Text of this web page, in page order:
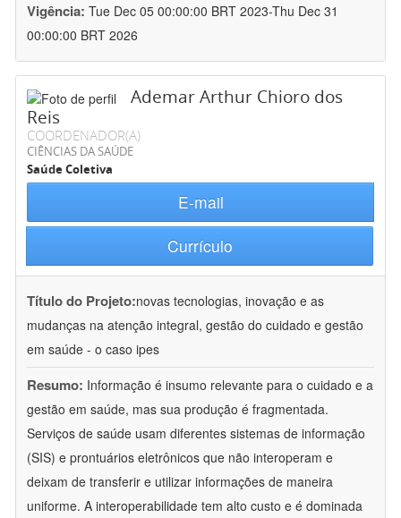
Vigência: Tue Dec 05 00:00:00 BRT 2023-Thu Dec 31
00:00:00 BRT 2026
Ademar Arthur Chioro dos
Reis
COORDENADOR(A)
CIÊNCIAS DA SAÚDE
Saúde Coletiva
E-mail
Currículo
Título do Projeto:novas tecnologias, inovação e as
mudanças na atenção integral, gestão do cuidado e gestão
em saúde - o caso ipes
Resumo: Informação é insumo relevante para o cuidado e a
gestão em saúde, mas sua produção é fragmentada.
Serviços de saúde usam diferentes sistemas de informação
(SIS) e prontuários eletrônicos que não interoperam e
deixam de transferir e utilizar informações de maneira
uniforme. A interoperabilidade tem alto custo e é dominada